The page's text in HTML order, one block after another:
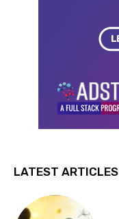
LATEST ARTICLES